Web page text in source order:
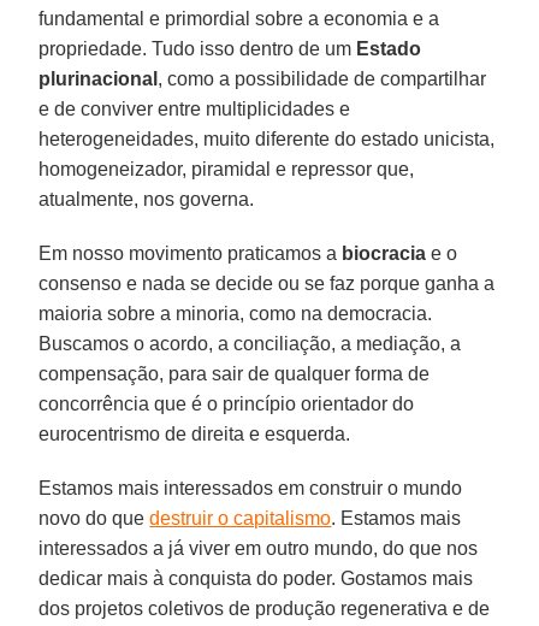
fundamental e primordial sobre a economia e a
propriedade. Tudo isso dentro de um Estado
plurinacional , como a possibilidade de compartilhar
e de conviver entre multiplicidades e
heterogeneidades, muito diferente do estado unicista,
homogeneizador, piramidal e repressor que,
atualmente, nos governa.
Em nosso movimento praticamos a biocracia e o
consenso e nada se decide ou se faz porque ganha a
maioria sobre a minoria, como na democracia.
Buscamos o acordo, a conciliação, a mediação, a
compensação, para sair de qualquer forma de
concorrência que é o princípio orientador do
eurocentrismo de direita e esquerda.
Estamos mais interessados em construir o mundo
novo do quedestruir o capitalismo. Estamos mais
interessados a já viver em outro mundo, do que nos
dedicar mais à conquista do poder. Gostamos mais
dos projetos coletivos de produção regenerativa e de